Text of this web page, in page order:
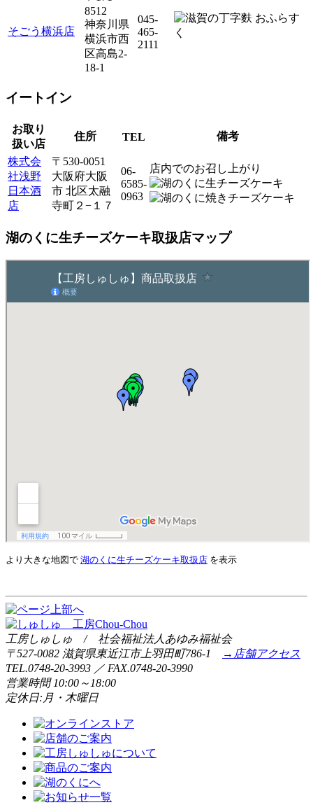
そごう横浜店
8512
神奈川県
横浜市西
区高島2-
18-1
045-
465-
2111
イートイン
お取り
扱い店
住所 TEL 備考
株式会
社浅野
日本酒
店
〒530-0051
大阪府大阪
市 北区太融
寺町２−１７
06-
6585-
0963
店内でのお召し上がり
湖のくに生チーズケーキ取扱店マップ
より大きな地図で 湖のくに生チーズケーキ取扱店 を表示
工房しゅしゅ / 社会福祉法人あゆみ福祉会
〒527-0082 滋賀県東近江市上羽田町786-1
→店舗アクセス
TEL.0748-20-3993 ／ FAX.0748-20-3990
営業時間 10:00～18:00
定休日:月・木曜日